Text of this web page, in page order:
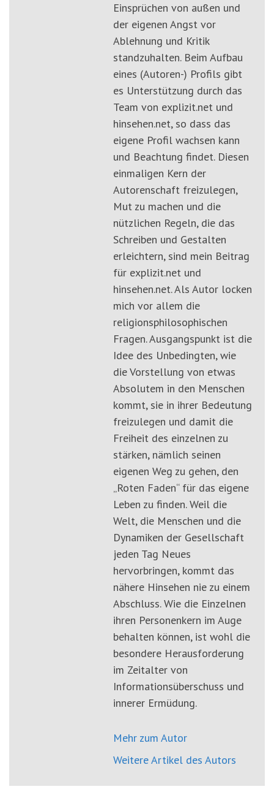
Einsprüchen von außen und
der eigenen Angst vor
Ablehnung und Kritik
standzuhalten. Beim Aufbau
eines (Autoren-) Profils gibt
es Unterstützung durch das
Team von explizit.net und
hinsehen.net, so dass das
eigene Profil wachsen kann
und Beachtung findet. Diesen
einmaligen Kern der
Autorenschaft freizulegen,
Mut zu machen und die
nützlichen Regeln, die das
Schreiben und Gestalten
erleichtern, sind mein Beitrag
für explizit.net und
hinsehen.net. Als Autor locken
mich vor allem die
religionsphilosophischen
Fragen. Ausgangspunkt ist die
Idee des Unbedingten, wie
die Vorstellung von etwas
Absolutem in den Menschen
kommt, sie in ihrer Bedeutung
freizulegen und damit die
Freiheit des einzelnen zu
stärken, nämlich seinen
eigenen Weg zu gehen, den
„Roten Faden“ für das eigene
Leben zu finden. Weil die
Welt, die Menschen und die
Dynamiken der Gesellschaft
jeden Tag Neues
hervorbringen, kommt das
nähere Hinsehen nie zu einem
Abschluss. Wie die Einzelnen
ihren Personenkern im Auge
behalten können, ist wohl die
besondere Herausforderung
im Zeitalter von
Informationsüberschuss und
innerer Ermüdung.
Mehr zum Autor
Weitere Artikel des Autors